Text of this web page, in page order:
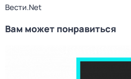
Вести.Net
Вам может понравиться